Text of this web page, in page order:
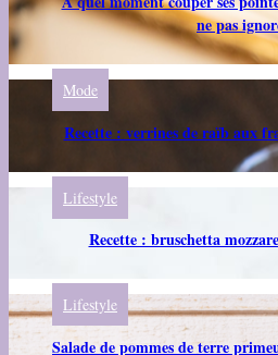
ne pas
Mode
Recette : verrines de raïb aux
Lifestyle
Recette : bruschetta
Lifestyle
Salade de pommes de terre